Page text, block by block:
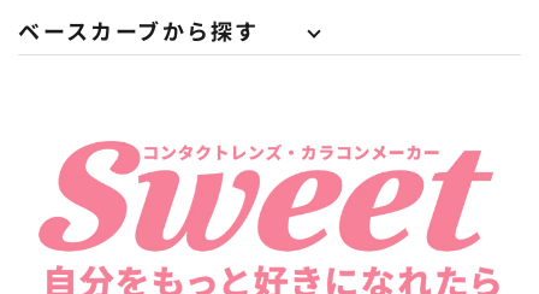
ベースカーブから探す